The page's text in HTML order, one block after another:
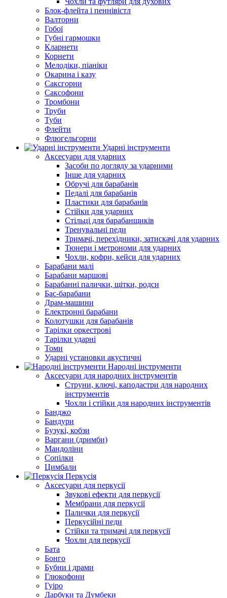
Блок-флейта і пеннівістл
Валторни
Гобої
Губні гармошки
Кларнети
Корнети
Мелодіки, піаніки
Окарина і казу
Саксгорни
Саксофони
Тромбони
Труби
Туби
Флейти
Флюгельгорни
Ударні інструменти
Аксесуари для ударних
Засоби по догляду за ударними
Інше для ударних
Обручі для барабанів
Педалі для барабанів
Пластики для барабанів
Стійки для ударних
Стільці для барабанщиків
Тренувальні педи
Тримачі, перехідники, затискачі для ударних
Тюнери і метрономи для ударних
Чохли, кофри, кейси для ударних
Барабани малі
Барабани маршові
Барабанні палички, щітки, родси
Бас-барабани
Драм-машини
Електронні барабани
Колотушки для барабанів
Тарілки оркестрові
Тарілки ударні
Томи
Ударні установки акустичні
Народні інструменти
Аксесуари для народних інструментів
Струни, ключі, каподастри для народних
інструментів
Чохли і стійки для народних інструментів
Банджо
Бандури
Бузукі, кобзи
Варгани (дримби)
Мандоліни
Сопілки
Цимбали
Перкусія
Аксесуари для перкусії
Звукові ефекти для перкусії
Мембрани для перкусії
Палички для перкусії
Перкусійні педи
Стійки та тримачі для перкусії
Чохли для перкусії
Бата
Бонго
Бубни і драми
Глюкофони
Гуіро
Дарбуки та Думбеки